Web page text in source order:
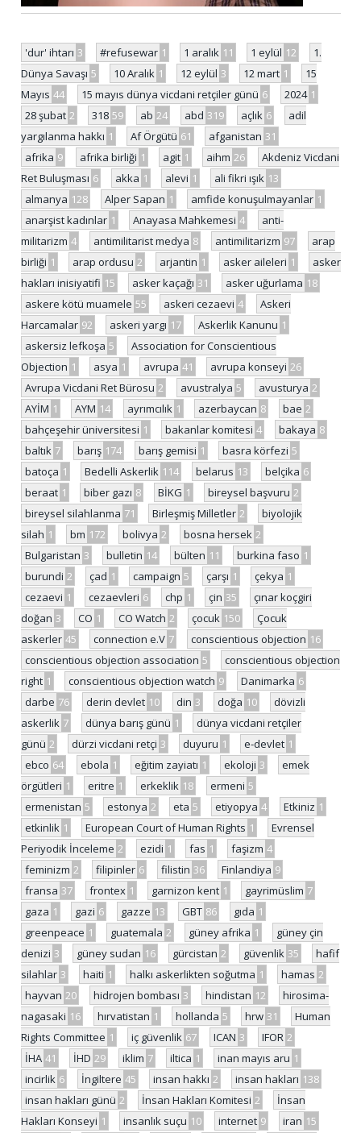
'dur' ihtarı 3 #refusewar 1 1 aralık 11 1 eylül 12
1.
Dünya Savaşı 5 10 Aralık 1 12 eylül 3 12 mart 1
15
Mayıs 44 15 mayıs dünya vicdani retçiler günü 6 2024 1
28 şubat 2 318 59 ab 24 abd 319 açlık 6
adil
yargılanma hakkı 1 Af Örgütü 61 afganistan 31
afrika 9 afrika birliği 1 agit 1 aihm 26
Akdeniz Vicdani
Ret Buluşması 6 akka 1 alevi 1 ali fikri ışık 13
almanya 128 Alper Sapan 1 amfide konuşulmayanlar 1
anarşist kadınlar 1 Anayasa Mahkemesi 4
anti-
militarizm 4 antimilitarist medya 8 antimilitarizm 97
arap
birliği 1 arap ordusu 2 arjantin 1 asker aileleri 1
asker
hakları inisiyatifi 15 asker kaçağı 31 asker uğurlama 18
askere kötü muamele 55 askeri cezaevi 4
Askeri
Harcamalar 92 askeri yargı 17 Askerlik Kanunu 1
askersiz lefkoşa 5
Association for Conscientious
Objection 1 asya 1 avrupa 41 avrupa konseyi 26
Avrupa Vicdani Ret Bürosu 2 avustralya 5 avusturya 2
AYİM 1 AYM 14 ayrımcılık 1 azerbaycan 8 bae 2
bahçeşehir üniversitesi 1 bakanlar komitesi 4 bakaya 8
baltık 7 barış 174 barış gemisi 1 basra körfezi 5
batoça 1 Bedelli Askerlik 114 belarus 13 belçika 6
beraat 1 biber gazı 8 BİKG 1 bireysel başvuru 2
bireysel silahlanma 71 Birleşmiş Milletler 2
biyolojik
silah 1 bm 172 bolivya 2 bosna hersek 2
Bulgaristan 3 bulletin 14 bülten 11 burkina faso 1
burundi 2 çad 1 campaign 5 çarşı 1 çekya 1
cezaevi 1 cezaevleri 6 chp 1 çin 35
çınar koçgiri
doğan 3 CO 1 CO Watch 2 çocuk 150
Çocuk
askerler 45 connection e.V 7 conscientious objection 16
conscientious objection association 5
conscientious objection
right 1 conscientious objection watch 9 Danimarka 6
darbe 76 derin devlet 10 din 3 doğa 10
dövizli
askerlik 7 dünya barış günü 1
dünya vicdani retçiler
günü 2 dürzi vicdani retçi 3 duyuru 1 e-devlet 1
ebco 64 ebola 1 eğitim zayiatı 1 ekoloji 3
emek
örgütleri 1 eritre 1 erkeklik 18 ermeni 5
ermenistan 5 estonya 2 eta 5 etiyopya 4 Etkiniz 1
etkinlik 1 European Court of Human Rights 1
Evrensel
Periyodik İnceleme 2 ezidi 1 fas 1 faşizm 4
feminizm 2 filipinler 6 filistin 36 Finlandiya 9
fransa 37 frontex 1 garnizon kent 1 gayrimüslim 7
gaza 1 gazi 6 gazze 13 GBT 86 gıda 1
greenpeace 1 guatemala 2 güney afrika 1
güney çin
denizi 3 güney sudan 16 gürcistan 2 güvenlik 35
hafif
silahlar 3 haiti 1 halkı askerlikten soğutma 1 hamas 2
hayvan 20 hidrojen bombası 3 hindistan 12
hirosima-
nagasaki 16 hırvatistan 1 hollanda 5 hrw 31
Human
Rights Committee 1 iç güvenlik 67 ICAN 3 IFOR 2
İHA 41 İHD 29 iklim 7 iltica 1 inan mayıs aru 1
incirlik 6 İngiltere 45 insan hakkı 2 insan hakları 138
insan hakları günü 2 İnsan Hakları Komitesi 2
İnsan
Hakları Konseyi 1 insanlık suçu 10 internet 9 iran 15